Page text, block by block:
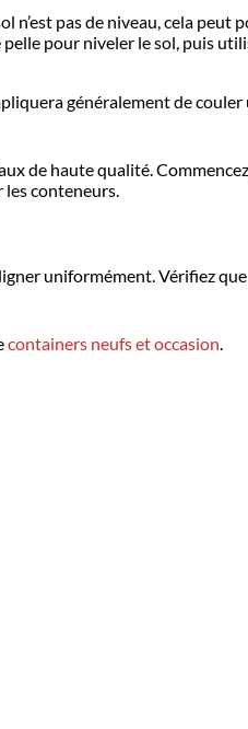
pas de niveau, cela peut
pour niveler le sol, puis
généralement de
de haute qualité.
conteneurs.
uniformément. Vérifiez
containers neufs et occasion.